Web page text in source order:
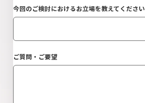
今回のご検討におけるお立場を教えてください
ご質問・ご要望